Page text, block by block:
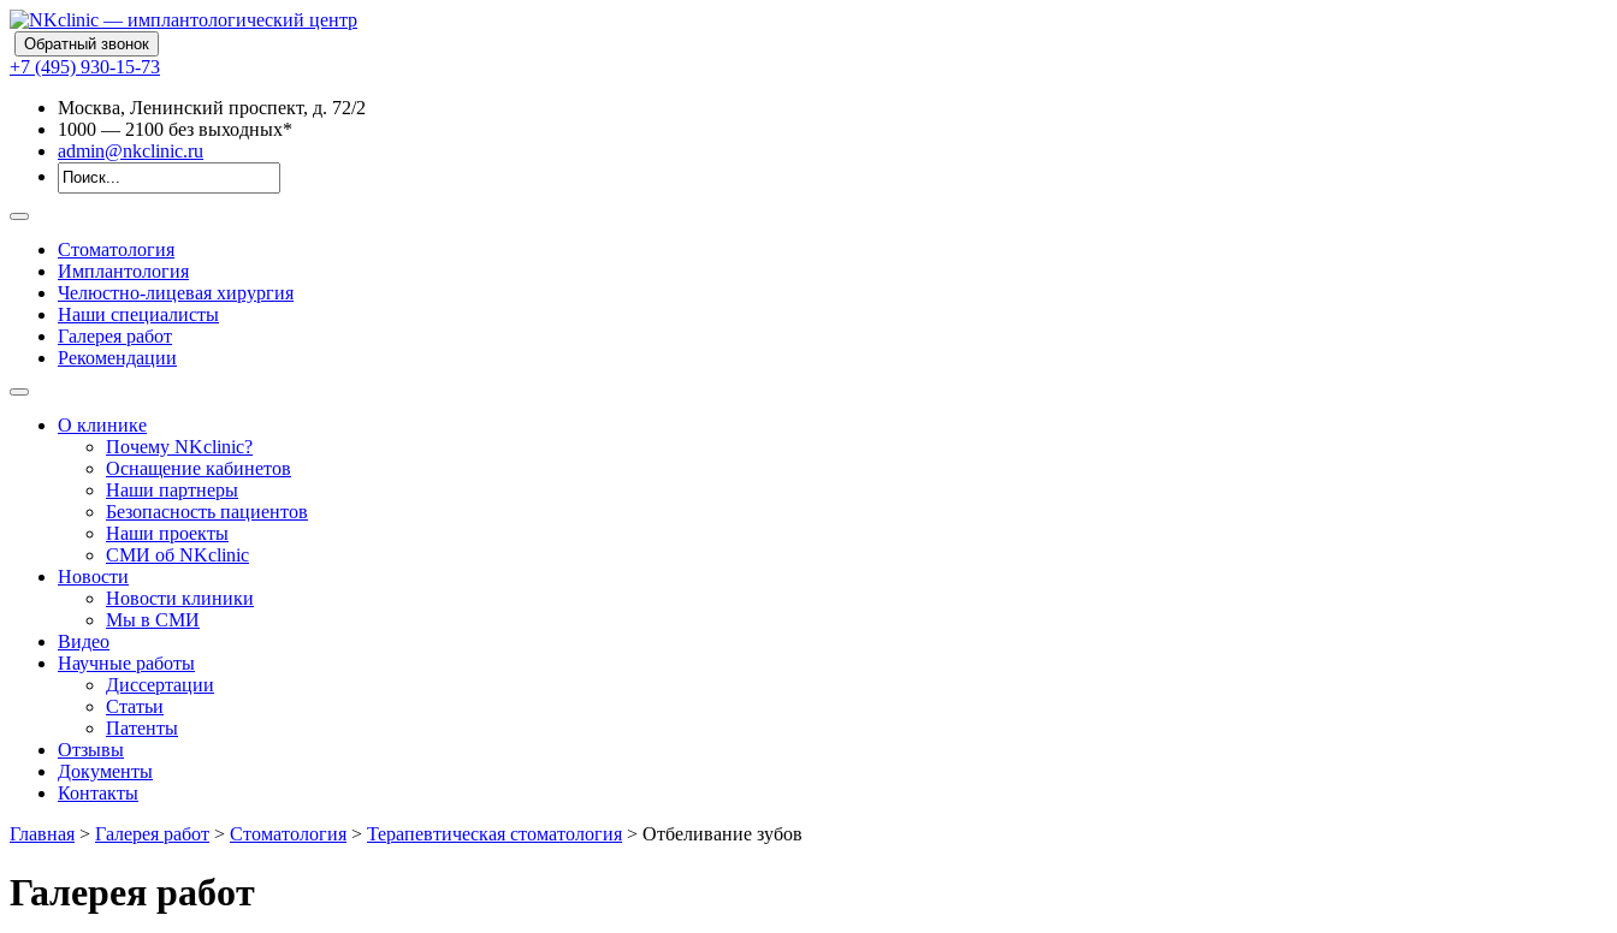
Обратный звонок
+7 (495) 930-15-73
Москва, Ленинский проспект, д. 72/2
1000 — 2100 без выходных*
admin@nkclinic.ru
Стоматология
Имплантология
Челюстно-лицевая хирургия
Наши специалисты
Галерея работ
Рекомендации
О клинике
Почему NKclinic?
Оснащение кабинетов
Наши партнеры
Безопасность пациентов
Наши проекты
СМИ об NKclinic
Новости
Новости клиники
Мы в СМИ
Видео
Научные работы
Диссертации
Статьи
Патенты
Отзывы
Документы
Контакты
Главная > Галерея работ > Стоматология > Терапевтическая стоматология > Отбеливание зубов
Галерея работ